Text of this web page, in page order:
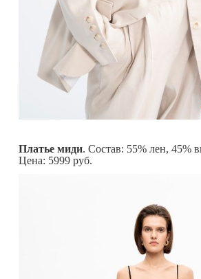
Платье миди. Состав: 55% лен, 45%
Цена: 5999 руб.